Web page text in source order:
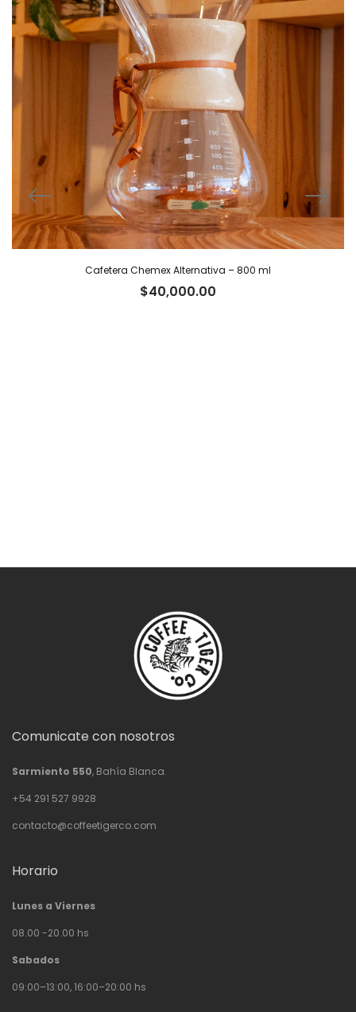
Cafetera Chemex Alternativa – 800 ml
$40,000.00
Comunicate con nosotros
Sarmiento 550, Bahía Blanca.
+54 291 527 9928
contacto@coffeetigerco.com
Horario
Lunes a Viernes
08.00 -20.00 hs
Sabados
09:00–13:00, 16:00–20:00 hs